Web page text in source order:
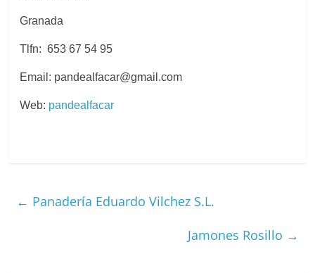
Granada
Tlfn: 653 67 54 95
Email: pandealfacar@gmail.com
Web: pandealfacar
← Panadería Eduardo Vilchez S.L.
Jamones Rosillo →